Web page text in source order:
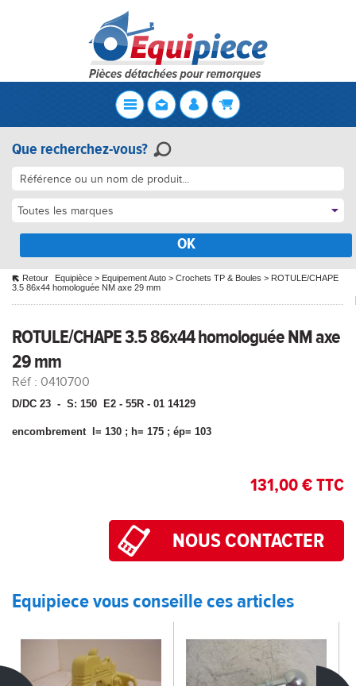
Que recherchez-vous?
Toutes les marques
OK
Retour Equipièce > Equipement Auto > Crochets TP & Boules > ROTULE/CHAPE
3.5 86x44 homologuée NM axe 29 mm
ROTULE/CHAPE 3.5 86x44 homologuée NM axe
29 mm
Réf : 0410700
D/DC 23 - S: 150 E2 - 55R - 01 14129
encombrement l= 130 ; h= 175 ; ép= 103
131,00 € TTC
Equipiece vous conseille ces articles